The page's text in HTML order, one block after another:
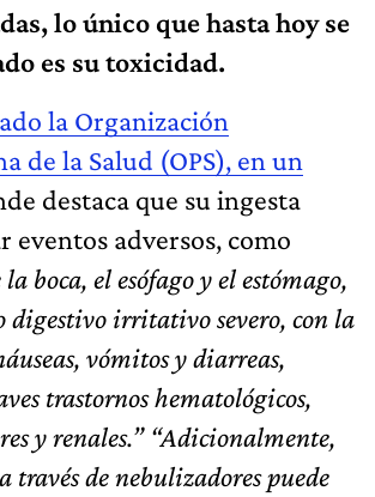
lo único que hasta hoy se
es su toxicidad.
la Organización
de la Salud (OPS), en un
destaca que su ingesta
eventos adversos, como
boca, el esófago y el estómago,
digestivo irritativo severo, con la
vómitos y diarreas,
trastornos hematológicos,
y renales.” “Adicionalmente,
de nebulizadores puede